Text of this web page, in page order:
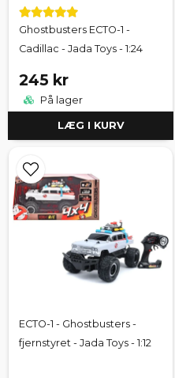
Ghostbusters ECTO-1 -
Cadillac - Jada Toys - 1:24
245 kr
På lager
LÆG I KURV
ECTO-1 - Ghostbusters -
fjernstyret - Jada Toys - 1:12